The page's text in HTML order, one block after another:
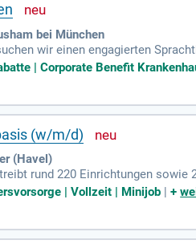
bei München
wir einen engagierten
Zu Ihren Aufgaben gehören
Unit. Die Dokumentation der
sind ebenfalls Teil
ein motiviertes Team, das
| Corporate Benefit
(w/m/d)
(Havel)
rund 220 Einrichtungen
Anbieter in den Bereichen
| Vollzeit | Minijob |+